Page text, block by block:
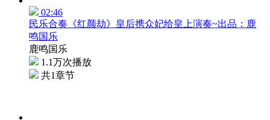
02:46
民乐合奏《红颜劫》皇后携众妃给皇上演奏~出品：鹿
鸣国乐
鹿鸣国乐
1.1万次播放
共1章节